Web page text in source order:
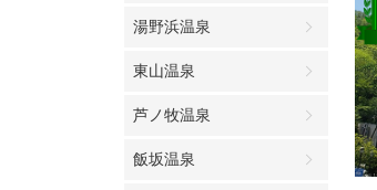
湯野浜温泉
東山温泉
芦ノ牧温泉
飯坂温泉